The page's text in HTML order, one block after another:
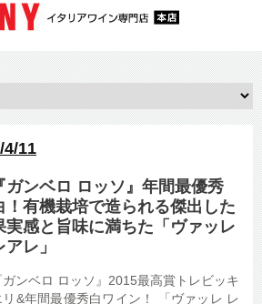
4/11
『ガンベロ ロッソ』年間最優秀
！有機栽培で造られる傑出した
実感と旨味に満ちた「ヴァッレ
アレ」
ガンベロ ロッソ』2015最高賞トレビッキ
リ&年間最優秀白ワイン！ 「ヴァッレ レ